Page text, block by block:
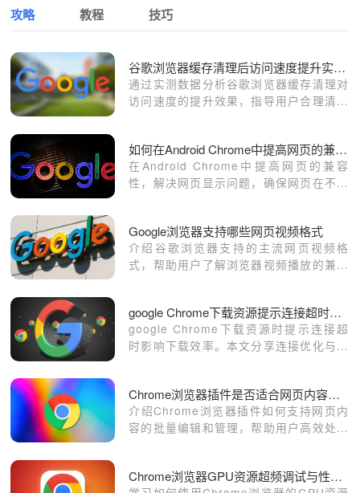
攻略 教程 技巧
谷歌浏览器缓存清理后访问速度提升实测报告
通过实测数据分析谷歌浏览器缓存清理对
访问速度的提升效果，指导用户合理清理
如何在Android Chrome中提高网页的兼容性
在Android Chrome中提高网页的兼容
性，解决网页显示问题，确保网页在不同
Google浏览器支持哪些网页视频格式
介绍谷歌浏览器支持的主流网页视频格
式，帮助用户了解浏览器视频播放的兼容
google Chrome下载资源提示连接超时怎么加速响应
google Chrome下载资源时提示连接超
时影响下载效率。本文分享连接优化与加
Chrome浏览器插件是否适合网页内容批量编辑
介绍Chrome浏览器插件如何支持网页内
容的批量编辑和管理，帮助用户高效处理
Chrome浏览器GPU资源超频调试与性能监控工具